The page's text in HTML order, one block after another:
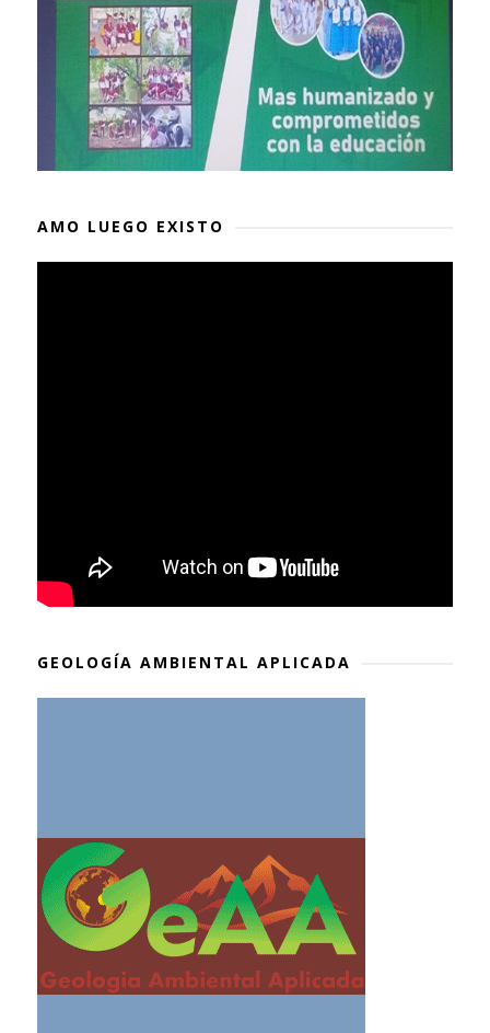
AMO LUEGO EXISTO
GEOLOGÍA AMBIENTAL APLICADA